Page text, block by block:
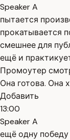
Speaker A
пытается
прокатывается
смешнее для
ещё и
Промоутер
Она готова. Она
Добавить
13:00
Speaker A
ещё одну